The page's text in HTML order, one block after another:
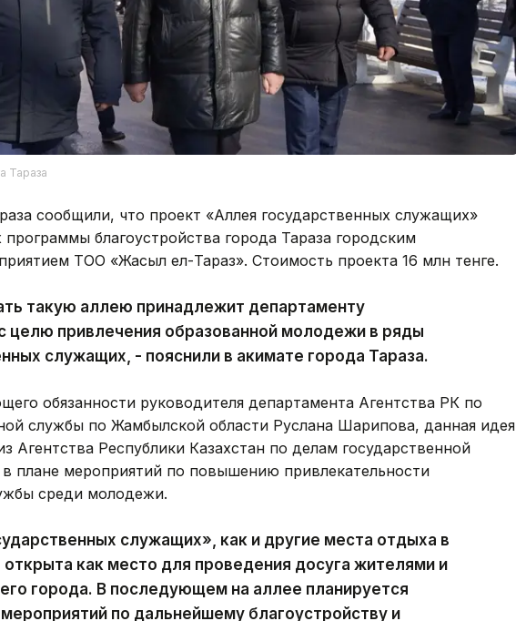
Тараза
сообщили, что проект «Аллея государственных служащих»
программы благоустройства города Тараза городским
ТОО «Жасыл ел-Тараз». Стоимость проекта 16 млн тенге.
такую аллею принадлежит департаменту
целю привлечения образованной молодежи в ряды
служащих, - пояснили в акимате города Тараза.
обязанности руководителя департамента Агентства РК по
службы по Жамбылской области Руслана Шарипова, данная идея
Агентства Республики Казахстан по делам государственной
плане мероприятий по повышению привлекательности
среди молодежи.
служащих», как и другие места отдыха в
открыта как место для проведения досуга жителями и
города. В последующем на аллее планируется
по дальнейшему благоустройству и